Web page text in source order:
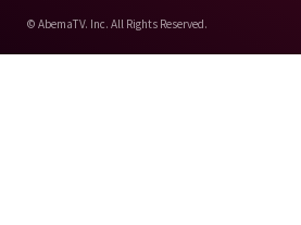
© AbemaTV. Inc. All Rights Reserved.